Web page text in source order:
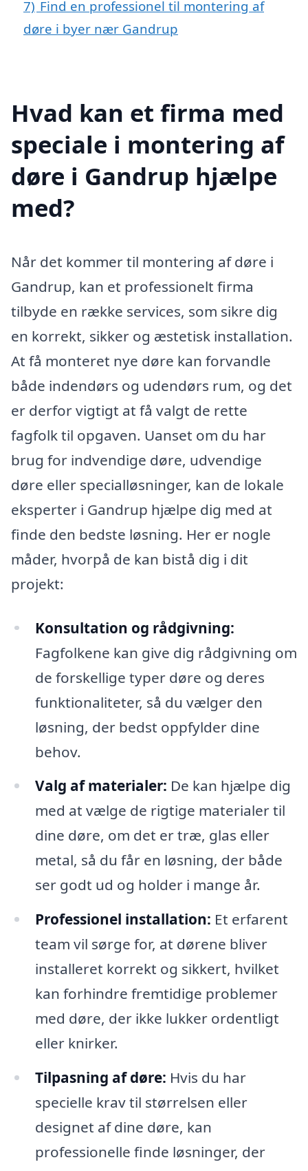
7) Find en professionel til montering af
døre i byer nær Gandrup
Hvad kan et firma med
speciale i montering af
døre i Gandrup hjælpe
med?
Når det kommer til montering af døre i
Gandrup, kan et professionelt firma
tilbyde en række services, som sikre dig
en korrekt, sikker og æstetisk installation.
At få monteret nye døre kan forvandle
både indendørs og udendørs rum, og det
er derfor vigtigt at få valgt de rette
fagfolk til opgaven. Uanset om du har
brug for indvendige døre, udvendige
døre eller specialløsninger, kan de lokale
eksperter i Gandrup hjælpe dig med at
finde den bedste løsning. Her er nogle
måder, hvorpå de kan bistå dig i dit
projekt:
Konsultation og rådgivning:
Fagfolkene kan give dig rådgivning om
de forskellige typer døre og deres
funktionaliteter, så du vælger den
løsning, der bedst oppfylder dine
behov.
Valg af materialer: De kan hjælpe dig
med at vælge de rigtige materialer til
dine døre, om det er træ, glas eller
metal, så du får en løsning, der både
ser godt ud og holder i mange år.
Professionel installation: Et erfarent
team vil sørge for, at dørene bliver
installeret korrekt og sikkert, hvilket
kan forhindre fremtidige problemer
med døre, der ikke lukker ordentligt
eller knirker.
Tilpasning af døre: Hvis du har
specielle krav til størrelsen eller
designet af dine døre, kan
professionelle finde løsninger, der